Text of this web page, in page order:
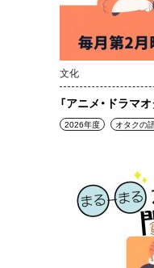
文化
「アニメ・ドラマ
2026年度 オタクの